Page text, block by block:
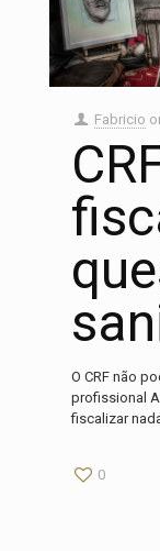
Fabricio
O CRF não
profissional
fiscalizar
0